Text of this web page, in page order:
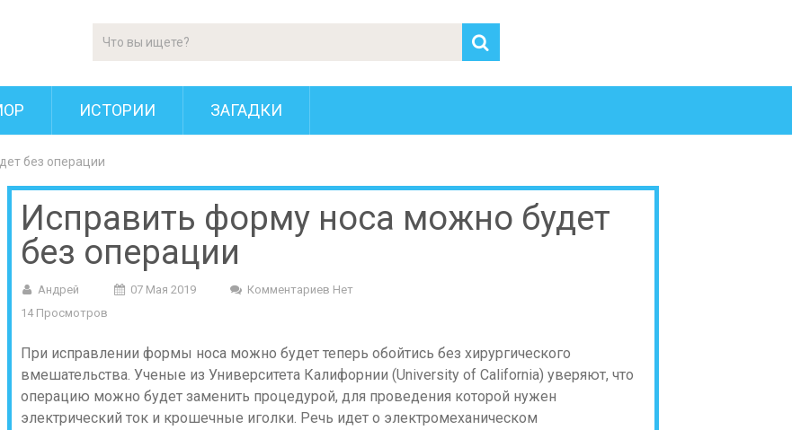
ИСТОРИИ ЗАГАДКИ
без операции
Исправить форму носа можно будет
без операции
Андрей 07 Мая 2019
Комментариев Нет
14 Просмотров
При исправлении формы носа можно будет теперь обойтись без хирургического
вмешательства. Ученые из Университета Калифорнии (University of California) уверяют, что
операцию можно будет заменить процедурой, для проведения которой нужен
электрический ток и крошечные иголки. Речь идет о электромеханическом